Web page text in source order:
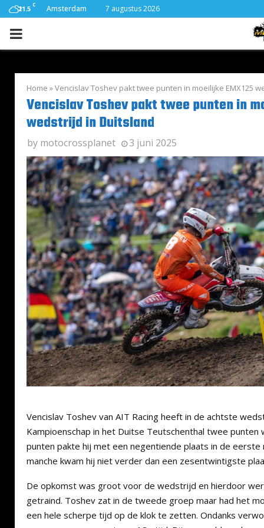
21.5 C Amsterdam 7 augustus 2026
PRIMARY
Home »Vencislav Toshev pakt twee punten in moeilijke EMX125
Vencislav Toshev pakt twee punten in
wedstrijd in Duitsland
by motocrossplanet 3 juni 2025
Vencislav Toshev van AIT Racing heeft in de achtste
Kampioenschap in het Duitse Teutschenthal twee punten
punten pakte hij met een negentiende plaats in de eerste
manche kwam hij niet verder dan een zesentwintigste
De opkomst was groot voor de wedstrijd en hierdoor
getraind. Toshev zat in de tweede groep maar had het
een hele scherpe tijd op de klok te zetten. Ondanks